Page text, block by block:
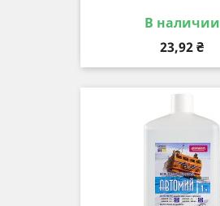
В наличии
Цена
23,92 ₴